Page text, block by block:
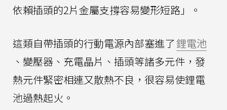
依賴插頭的2片金屬支撐容易變形短路」。
這類自帶插頭的行動電源內部塞進了鋰電池
、變壓器、充電晶片、插頭等諸多元件，發
熱元件緊密相連又散熱不良，很容易使鋰電
池過熱起火。